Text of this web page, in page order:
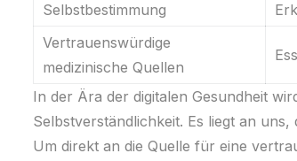
Selbstbestimmung
Vertrauenswürdige
medizinische Quellen
In der Ära der digitalen Gesundheit
Selbstverständlichkeit. Es liegt an
Um direkt an die Quelle für eine